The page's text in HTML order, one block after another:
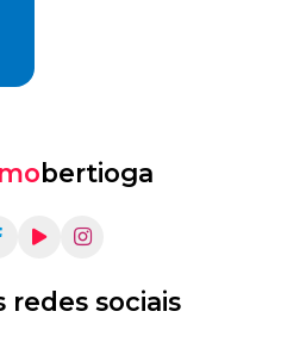
bertioga
redes sociais